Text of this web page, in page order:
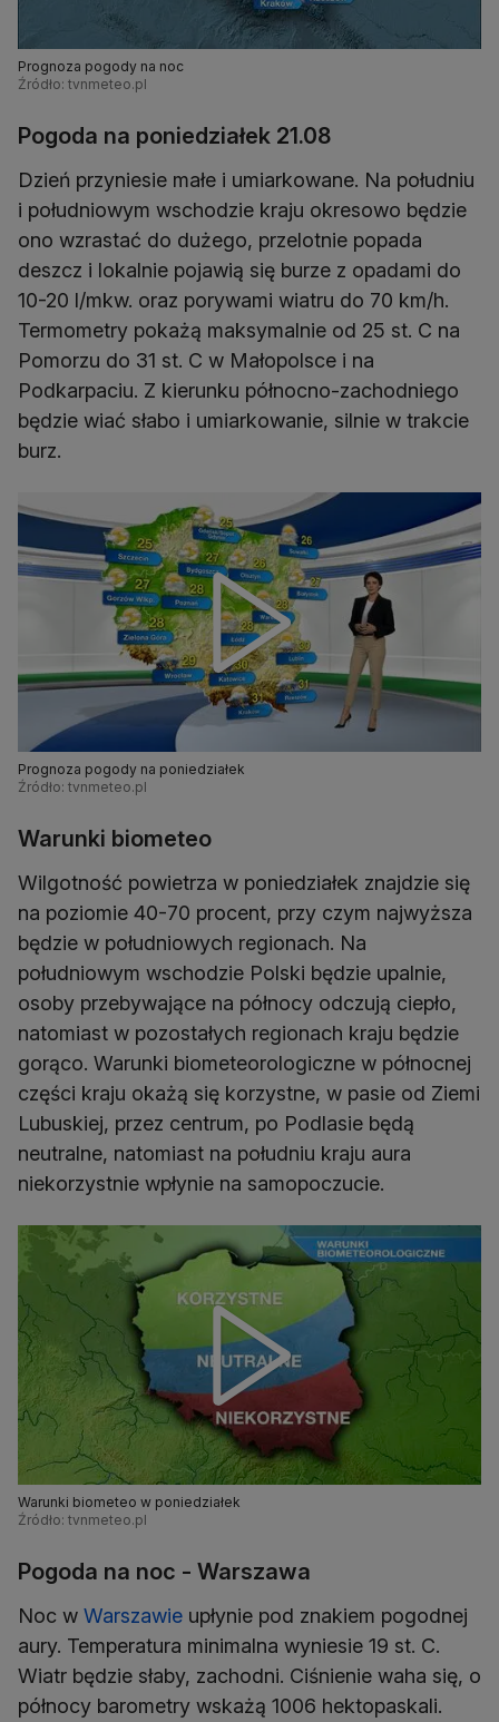
Prognoza pogody na noc
Źródło: tvnmeteo.pl
Pogoda na poniedziałek 21.08
Dzień przyniesie małe i umiarkowane. Na południu
i południowym wschodzie kraju okresowo będzie
ono wzrastać do dużego, przelotnie popada
deszcz i lokalnie pojawią się burze z opadami do
10-20 l/mkw. oraz porywami wiatru do 70 km/h.
Termometry pokażą maksymalnie od 25 st. C na
Pomorzu do 31 st. C w Małopolsce i na
Podkarpaciu. Z kierunku północno-zachodniego
będzie wiać słabo i umiarkowanie, silnie w trakcie
burz.
Prognoza pogody na poniedziałek
Źródło: tvnmeteo.pl
Warunki biometeo
Wilgotność powietrza w poniedziałek znajdzie się
na poziomie 40-70 procent, przy czym najwyższa
będzie w południowych regionach. Na
południowym wschodzie Polski będzie upalnie,
osoby przebywające na północy odczują ciepło,
natomiast w pozostałych regionach kraju będzie
gorąco. Warunki biometeorologiczne w północnej
części kraju okażą się korzystne, w pasie od Ziemi
Lubuskiej, przez centrum, po Podlasie będą
neutralne, natomiast na południu kraju aura
niekorzystnie wpłynie na samopoczucie.
Warunki biometeo w poniedziałek
Źródło: tvnmeteo.pl
Pogoda na noc - Warszawa
Noc w Warszawie upłynie pod znakiem pogodnej
aury. Temperatura minimalna wyniesie 19 st. C.
Wiatr będzie słaby, zachodni. Ciśnienie waha się, o